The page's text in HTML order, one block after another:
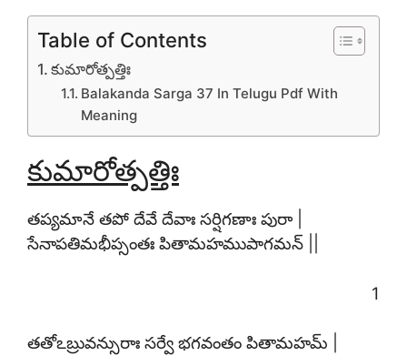
Table of Contents
కుమారోత్పత్తిః
Balakanda Sarga 37 In Telugu Pdf With
Meaning
కుమారోత్పత్తిః
తప్యమానే తపో దేవే దేవాః సర్షిగణాః పురా |
సేనాపతిమభీప్సంతః పితామహముపాగమన్ ||
1
తతోఽబ్రువన్సురాః సర్వే భగవంతం పితామహమ్ |